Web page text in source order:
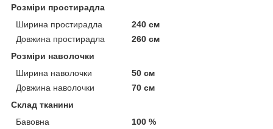
Розміри простирадла
Ширина простирадла
240 см
Довжина простирадла
260 см
Розміри наволочки
Ширина наволочки
50 см
Довжина наволочки
70 см
Склад тканини
Бавовна
100 %